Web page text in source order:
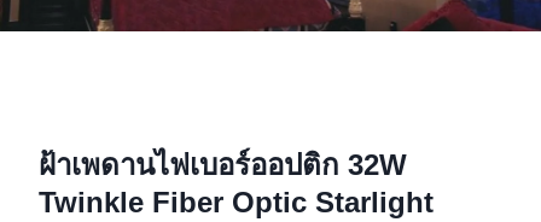
ฝ้าเพดานไฟเบอร์ออปติก 32W
Twinkle Fiber Optic Starlight